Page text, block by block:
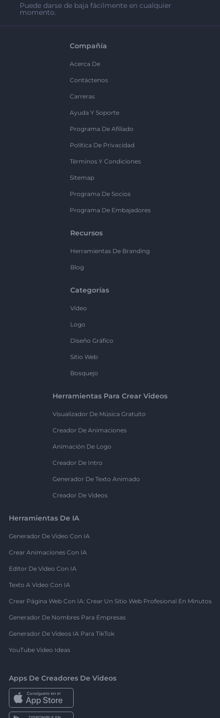
Puede darse de baja fácilmente en cualquier
momento.
Compañía
Acerca De
Contáctenos
Carreras
Ayuda Y Soporte
Programa De Afiliado
Política De Privacidad
Términos Y Condiciones
Sitemap
Programa De Socios
Programa De Embajadores
Recursos
Herramientas De Branding
Blog
Categorías
Vídeo
Logo
Diseño Gráfico
Sitio Web
Bosquejo
Herramientas Para Crear Videos
Visualizador De Música Gratuito
Creador De Animaciones
Animación De Logo
Creador De Intro
Generador De Texto Animado
Creador De Videos
Herramientas De IA
Generador De Video Con IA
Crear Animaciones Con IA
Editor De Video Con IA
Texto A Video Con IA
Crear Página Web Con IA: Crear Un Sitio Web Profesional En Minutos
Generador De Nombres Para Empresas
Generador De Videos IA Para TikTok
YouTube Video Ideas
Apps De Creadores De Videos